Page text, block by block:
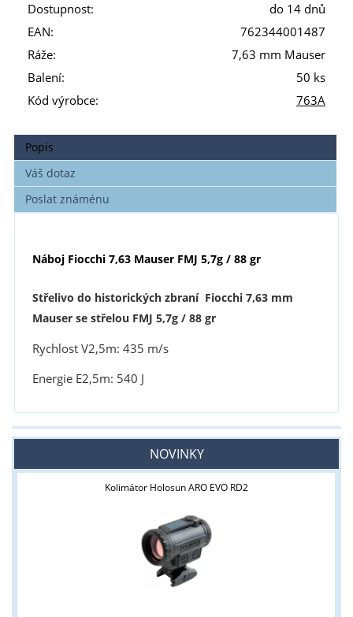
Dostupnost:
do 14 dnů
EAN:
762344001487
Ráže:
7,63 mm Mauser
Balení:
50 ks
Kód výrobce:
763A
Popis
Váš dotaz
Poslat známénu
Náboj Fiocchi 7,63 MauserFMJ 5,7g / 88 gr
Střelivo do historických zbraní Fiocchi 7,63 mm
Mauser se střelou FMJ 5,7g / 88 gr
Rychlost V2,5m: 435 m/s
Energie E2,5m: 540 J
NOVINKY
Kolimátor Holosun ARO EVO RD2